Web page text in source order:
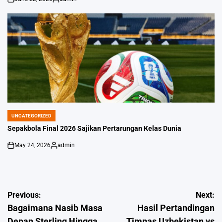
on
Posted
POSTED
IN
UNCATEGORIZED
Sepakbola Final 2026 Sajikan Pertarungan Kelas Dunia
on
May 24, 2026
Posted
admin
Post
navigation
Previous:
Bagaimana Nasib Masa
Next:
Hasil Pertandingan